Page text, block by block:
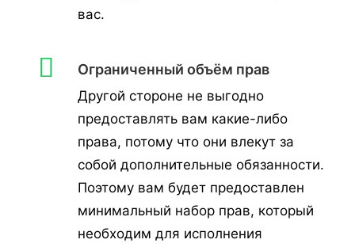
вас.
Ограниченный объём прав
Другой стороне не выгодно
предоставлять вам какие-либо
права, потому что они влекут за
собой дополнительные обязанности.
Поэтому вам будет предоставлен
минимальный набор прав, который
необходим для исполнения